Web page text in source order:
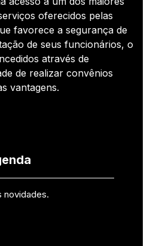
oferecidos pelas
favorece a segurança de
de seus funcionários, o
através de
de realizar convênios
vantagens.
novidades.